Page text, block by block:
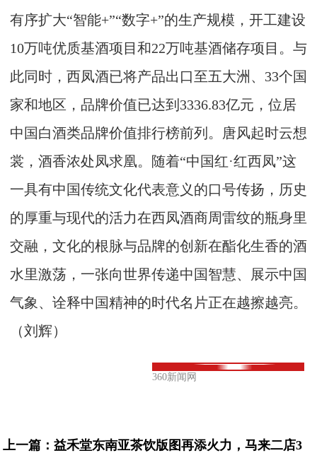
有序扩大“智能+”“数字+”的生产规模，开工建设
10万吨优质基酒项目和22万吨基酒储存项目。与
此同时，西凤酒已将产品出口至五大洲、33个国
家和地区，品牌价值已达到3336.83亿元，位居
中国白酒类品牌价值排行榜前列。唐风起时云想
裳，酒香浓处凤求凰。随着“中国红·红西凤”这
一具有中国传统文化代表意义的口号传扬，历史
的厚重与现代的活力在西凤酒商周雷纹的瓶身里
交融，文化的根脉与品牌的创新在酯化生香的酒
水里激荡，一张向世界传递中国智慧、展示中国
气象、诠释中国精神的时代名片正在越擦越亮。
（刘辉）
360新闻网
上一篇：益禾堂东南亚茶饮版图再添火力，马来二店3